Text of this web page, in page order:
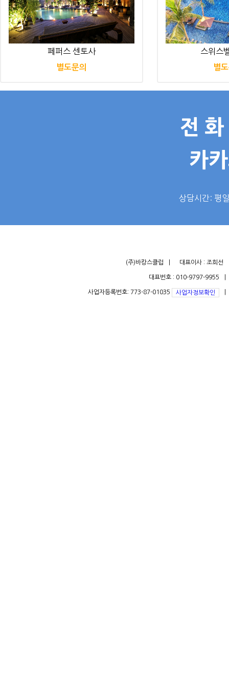
페퍼스 센토사
별도문의
스위스
별
전
카
상담시간: 평
(주)바캉스클럽 대표이사 : 조희선
대표번호 : 010-9797-9955
사업자등록번호: 773-87-01035 사업자정보확인